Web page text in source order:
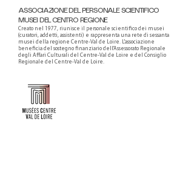
ASSOCIAZIONE DEL PERSONALE SCIENTIFICO
MUSEI DEL CENTRO REGIONE
Creato nel 1977, riunisce il personale scientifico dei musei
(curatori, addetti, assistenti) e rappresenta una rete di sessanta
musei della regione Centre-Val de Loire. L'associazione
beneficia del sostegno finanziario dell'Assessorato Regionale
degli Affari Culturali del Centre-Val de Loire e del Consiglio
Regionale del Centre-Val de Loire.